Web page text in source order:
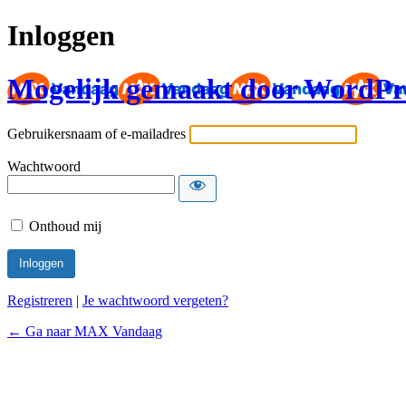
Inloggen
Mogelijk gemaakt door
Gebruikersnaam of e-mailadres
Wachtwoord
Onthoud mij
Registreren | Je wachtwoord vergeten?
← Ga naar MAX Vandaag